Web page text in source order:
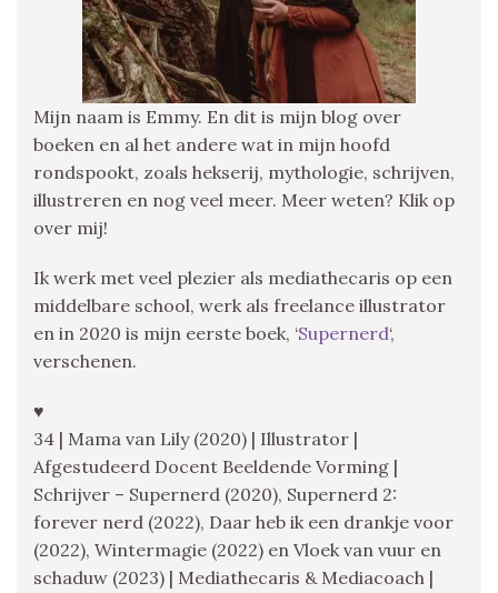
Mijn naam is Emmy. En dit is mijn blog over
boeken en al het andere wat in mijn hoofd
rondspookt, zoals hekserij, mythologie, schrijven,
illustreren en nog veel meer. Meer weten? Klik op
over mij!
Ik werk met veel plezier als mediathecaris op een
middelbare school, werk als freelance illustrator
en in 2020 is mijn eerste boek, ‘Supernerd‘,
verschenen.
♥
34 | Mama van Lily (2020) | Illustrator |
Afgestudeerd Docent Beeldende Vorming |
Schrijver – Supernerd (2020), Supernerd 2:
forever nerd (2022), Daar heb ik een drankje voor
(2022), Wintermagie (2022) en Vloek van vuur en
schaduw (2023) | Mediathecaris & Mediacoach |